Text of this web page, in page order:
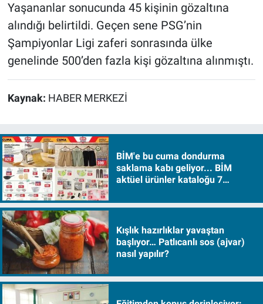
Yaşananlar sonucunda 45 kişinin gözaltına
alındığı belirtildi. Geçen sene PSG’nin
Şampiyonlar Ligi zaferi sonrasında ülke
genelinde 500’den fazla kişi gözaltına alınmıştı.
Kaynak: HABER MERKEZİ
BİM'e bu cuma dondurma
saklama kabı geliyor... BİM
aktüel ürünler kataloğu 7
Kışlık hazırlıklar yavaştan
başlıyor… Patlıcanlı sos (ajvar)
nasıl yapılır?